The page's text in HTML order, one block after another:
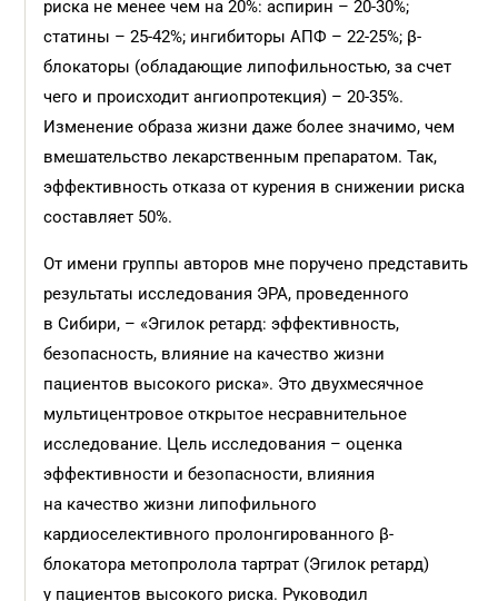
риска не менее чем на 20%: аспирин – 20-30%;
статины – 25-42%; ингибиторы АПФ – 22-25%; β-
блокаторы (обладающие липофильностью, за счет
чего и происходит ангиопротекция) – 20-35%.
Изменение образа жизни даже более значимо, чем
вмешательство лекарственным препаратом. Так,
эффективность отказа от курения в снижении риска
составляет 50%.
От имени группы авторов мне поручено представить
результаты исследования ЭРА, проведенного
в Сибири, – «Эгилок ретард: эффективность,
безопасность, влияние на качество жизни
пациентов высокого риска». Это двухмесячное
мультицентровое открытое несравнительное
исследование. Цель исследования – оценка
эффективности и безопасности, влияния
на качество жизни липофильного
кардиоселективного пролонгированного β-
блокатора метопролола тартрат (Эгилок ретард)
у пациентов высокого риска. Руководил